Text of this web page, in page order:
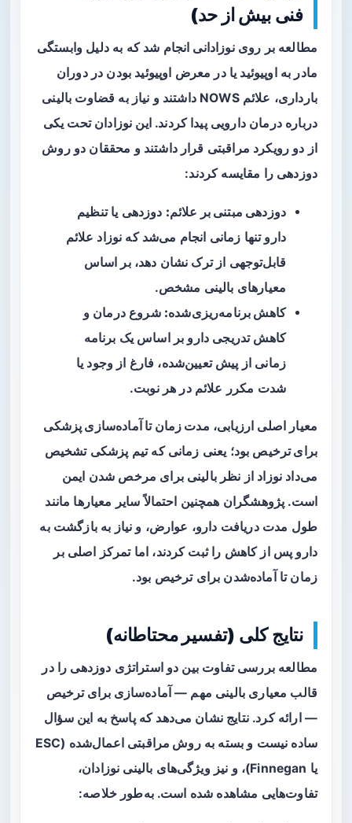
فنی بیش از حد)
مطالعه بر روی نوزادانی انجام شد که به دلیل وابستگی
مادر به اوپیوئید یا در معرض اوپیوئید بودن در دوران
بارداری، علائم NOWS داشتند و نیاز به قضاوت بالینی
درباره درمان دارویی پیدا کردند. این نوزادان تحت یکی
از دو رویکرد مراقبتی قرار داشتند و محققان دو روش
دوزدهی را مقایسه کردند:
دوزدهی مبتنی بر علائم: دوزدهی یا تنظیم
دارو تنها زمانی انجام می‌شد که نوزاد علائم
قابل‌توجهی از ترک نشان دهد، بر اساس
معیارهای بالینی مشخص.
کاهش برنامه‌ریزی‌شده: شروع درمان و
کاهش تدریجی دارو بر اساس یک برنامه
زمانی از پیش تعیین‌شده، فارغ از وجود یا
شدت مکرر علائم در هر نوبت.
معیار اصلی ارزیابی، مدت زمان تا آماده‌سازی پزشکی
برای ترخیص بود؛ یعنی زمانی که تیم پزشکی تشخیص
می‌داد نوزاد از نظر بالینی برای مرخص شدن ایمن
است. پژوهشگران همچنین احتمالاً سایر معیارها مانند
طول مدت دریافت دارو، عوارض، و نیاز به بازگشت به
دارو پس از کاهش را ثبت کردند، اما تمرکز اصلی بر
زمان تا آماده‌شدن برای ترخیص بود.
نتایج کلی (تفسیر محتاطانه)
مطالعه بررسی تفاوت بین دو استراتژی دوزدهی را در
قالب معیاری بالینی مهم —آماده‌سازی برای ترخیص
— ارائه کرد. نتایج نشان می‌دهد که پاسخ به این سؤال
ساده نیست و بسته بهروش مراقبتی
اعمال‌شده (ESC
یا Finnegan)، و نیز ویژگی‌های بالینی نوزادان،
تفاوت‌هایی مشاهده شده است. به‌طور خلاصه: